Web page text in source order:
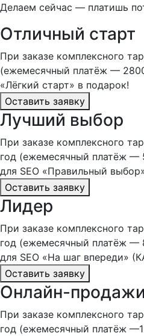
Делаем сейчас — платишь
Отличный старт
При заказе комплексного
(ежемесячный платёж —
«Лёгкий старт» в подарок!
Оставить заявку
Лучший выбор
При заказе комплексного
год (ежемесячный платёж
для SEO «Правильный
Оставить заявку
Лидер
При заказе комплексного
год (ежемесячный платёж —
для SEO «На шаг впереди»
Оставить заявку
Онлайн-продажи
При заказе комплексного
год (ежемесячный платёж